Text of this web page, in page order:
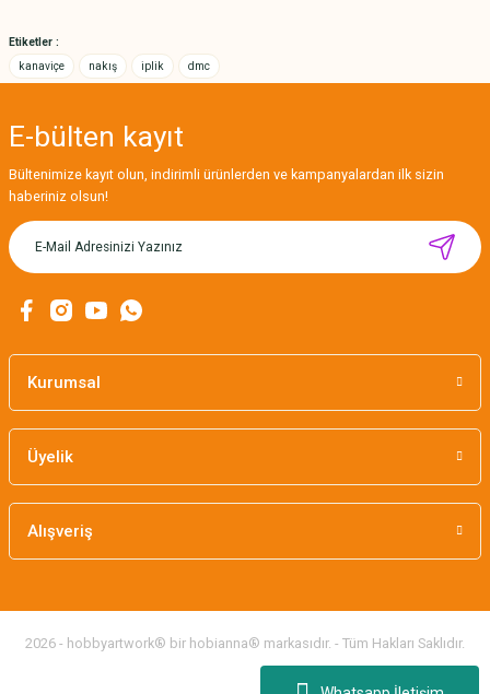
MIKNATISLI İĞNE TUTUCU-BAHAR
Etiketler :
kanaviçe
nakış iplik dmc
E-bülten kayıt
Bültenimize kayıt olun, indirimli ürünlerden ve kampanyalardan ilk sizin
haberiniz olsun!
Kurumsal
Üyelik
Alışveriş
2026 - hobbyartwork® bir hobianna® markasıdır. - Tüm Hakları Saklıdır.